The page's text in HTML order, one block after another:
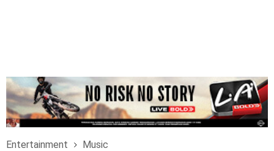
Entertainment Music